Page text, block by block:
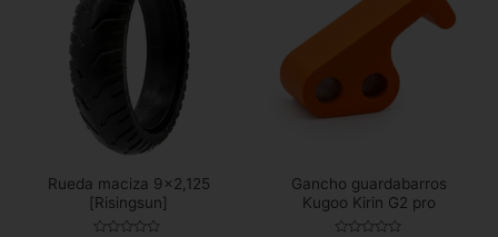
Rueda maciza 9×2,125
[Risingsun]
Gancho guardabarros
Kugoo Kirin G2 pro